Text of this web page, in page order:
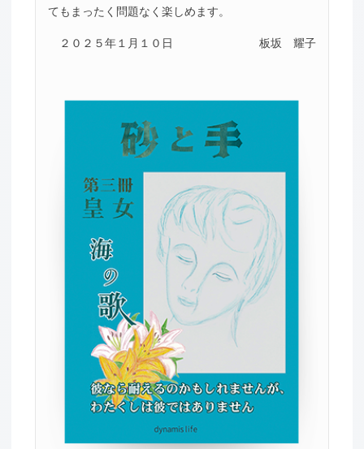
てもまったく問題なく楽しめます。
２０２５年１月１０日 板坂 耀子